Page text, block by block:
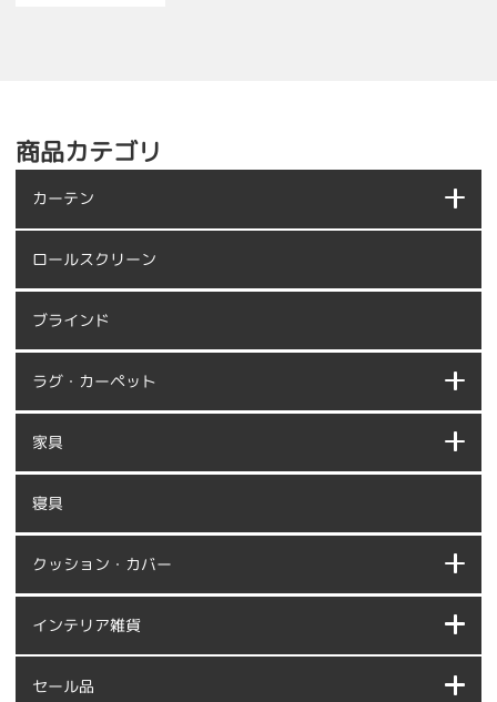
商品カテゴリ
カーテン
ロールスクリーン
ブラインド
ラグ・カーペット
家具
寝具
クッション・カバー
インテリア雑貨
セール品